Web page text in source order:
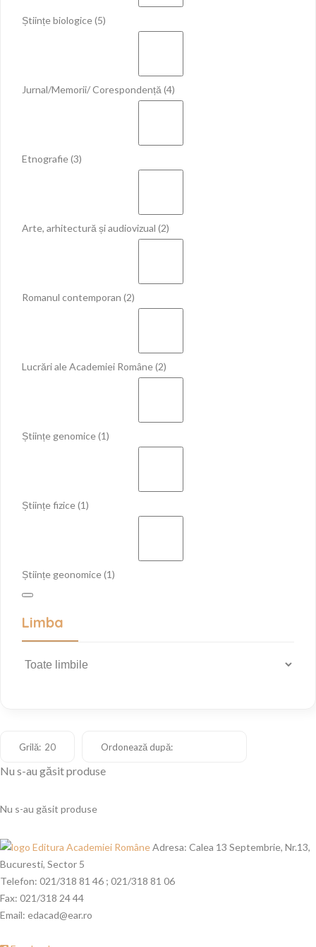
Științe biologice(5)
Jurnal/Memorii/ Corespondență (4)
Etnografie(3)
Arte, arhitectură și audiovizual (2)
Romanul contemporan (2)
Lucrări ale Academiei Române(2)
Științe genomice(1)
Științe fizice(1)
Științe geonomice(1)
Limba
Grilă: 20 Ordonează după:
Nu s-au găsit produse
Nu s-au găsit produse
Editura Academiei RomâneAdresa: Calea 13 Septembrie, Nr.13,
Bucuresti, Sector 5
Telefon: 021/318 81 46 ; 021/318 81 06
Fax: 021/318 24 44
Email: edacad@ear.ro